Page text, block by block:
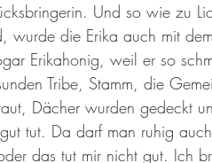
Und so wie zu
wurde die Erika auch mit
Erikahonig, weil er so
Tribe, Stamm, die
Dächer wurden gedeckt
tut. Da darf man ruhig
das tut mir nicht gut. Ich